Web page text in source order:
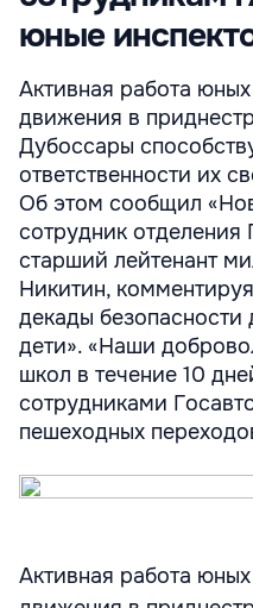
юные
Активная работа
движения в
Дубоссары
ответственности их
Об этом сообщил
сотрудник
старший лейтенант
Никитин,
декады
дети». «Наши
школ в течение 10
сотрудниками
пешеходных
Активная работа